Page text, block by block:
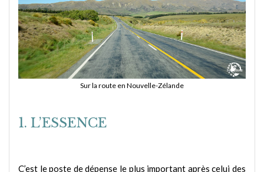
Sur la route en Nouvelle-Zélande
1. L’ESSENCE
C’est le poste de dépense le plus important après celui des